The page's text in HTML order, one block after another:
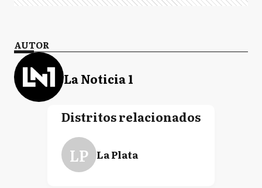
AUTOR
La Noticia 1
Distritos relacionados
LP La Plata